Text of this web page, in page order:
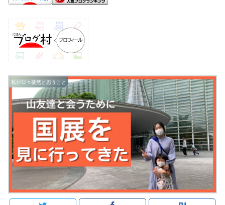
私が日々徒然と思うこと